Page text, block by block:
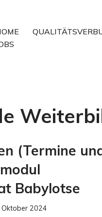
(Termine
Babylotse
Oktober 2024